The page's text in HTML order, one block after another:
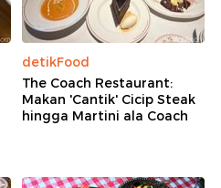
detikFood
The Coach Restaurant:
Makan 'Cantik' Cicip Steak
hingga Martini ala Coach